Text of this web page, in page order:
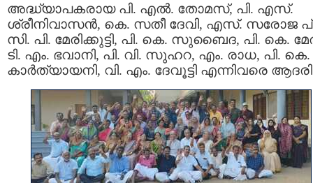
അദ്ധ്യാപകരായ പി. എൽ. തോമസ്, പി. എസ്.
ശ്രീനിവാസൻ, കെ. സതീ ദേവി, എസ്. സരോജ
സി. പി. മേരിക്കുട്ടി, പി. കെ. സുബൈദ, പി. കെ.
ടി. എം. ഭവാനി, പി. വി. സുഹറ, എം. രാധ, പി. കെ.
കാർത്യായനി, വി. എം. ദേവൂട്ടി എന്നിവരെ